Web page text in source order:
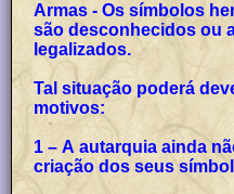
Armas - Os símbolos
são desconhecidos ou
legalizados.
Tal situação poderá
motivos:
1 – A autarquia ainda
criação dos seus